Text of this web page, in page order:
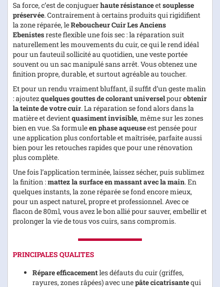
Sa force, c’est de conjuguerhaute résistanceetsouplesse
préservée. Contrairement à certains produits qui rigidifient
la zone réparée, leReboucheur Cuir Les Anciens
Ebenistesreste flexible une fois sec : la réparation suit
naturellement les mouvements du cuir, ce qui le rend idéal
pour un fauteuil sollicité au quotidien, une veste portée
souvent ou un sac manipulé sans arrêt. Vous obtenez une
finition propre, durable, et surtout agréable au toucher.
Et pour un rendu vraiment bluffant, il suffit d’un geste malin
: ajoutezquelques gouttes de colorant universelpourobtenir
la teinte de votre cuir. La réparation se fond alors dans la
matière et devientquasiment invisible, même sur les zones
bien en vue. Sa formuleen phase aqueuseest pensée pour
une application plus confortable et maîtrisée, parfaite aussi
bien pour les retouches rapides que pour une rénovation
plus complète.
Une fois l’application terminée, laissez sécher, puis sublimez
la finition :mattez la surface en massant avec la main. En
quelques instants, la zone réparée se fond encore mieux,
pour un aspect naturel, propre et professionnel. Avec ce
flacon de 80ml, vous avez le bon allié pour sauver, embellir et
prolonger la vie de tous vos cuirs, sans compromis.
PRINCIPALES QUALITES
Répare efficacementles défauts du cuir (griffes,
rayures, zones râpées) avec unepâte cicatrisantequi